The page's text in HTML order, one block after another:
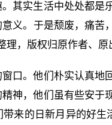
其实生活中处处都是
义。于是颓废，痛
，版权归原作者、原
口。他们朴实认真地
神，他们虽有些安于
来的日新月异的好生